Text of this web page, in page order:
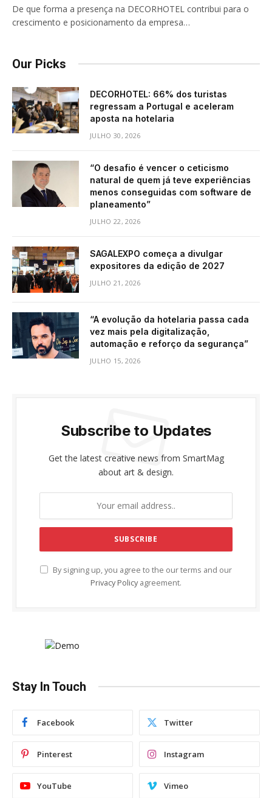
De que forma a presença na DECORHOTEL contribui para o
crescimento e posicionamento da empresa…
Our Picks
DECORHOTEL: 66% dos turistas
regressam a Portugal e aceleram
aposta na hotelaria
JULHO 30, 2026
“O desafio é vencer o ceticismo
natural de quem já teve experiências
menos conseguidas com software de
planeamento”
JULHO 22, 2026
SAGALEXPO começa a divulgar
expositores da edição de 2027
JULHO 21, 2026
“A evolução da hotelaria passa cada
vez mais pela digitalização,
automação e reforço da segurança”
JULHO 15, 2026
Subscribe to Updates
Get the latest creative news from SmartMag
about art & design.
By signing up, you agree to the our terms and our
Privacy Policy agreement.
Stay In Touch
Facebook Twitter
Pinterest Instagram
YouTube Vimeo